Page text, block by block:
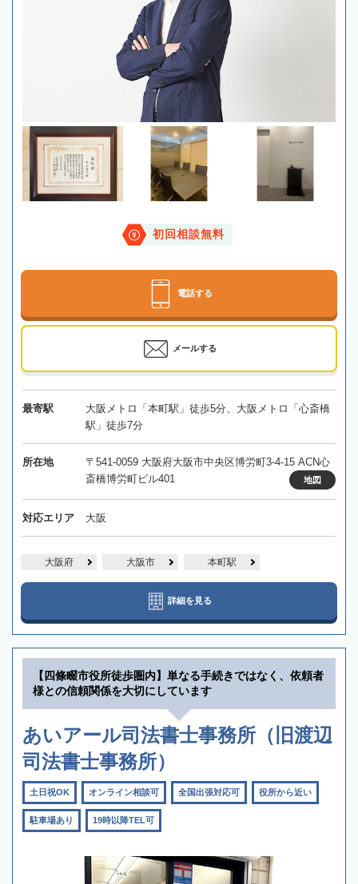
初回相談無料
電話する
メールする
最寄駅
大阪メトロ「本町駅」徒歩5分、大阪メトロ「心斎橋
駅」徒歩7分
所在地
〒541-0059 大阪府大阪市中央区博労町3-4-15 ACN心
斎橋博労町ビル401
地図
対応エリア 大阪
大阪府 大阪市 本町駅
詳細を見る
【四條畷市役所徒歩圏内】単なる手続きではなく、依頼者
様との信頼関係を大切にしています
あいアール司法書士事務所（旧渡辺
司法書士事務所）
土日祝OK オンライン相談可 全国出張対応可 役所から近い
駐車場あり 19時以降TEL可